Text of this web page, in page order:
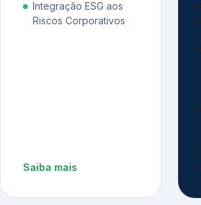
Integração ESG aos
Riscos Corporativos
Saiba mais